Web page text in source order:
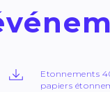
Etonnements
papiers